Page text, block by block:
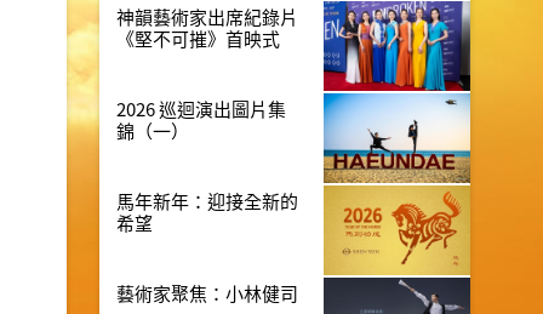
神韻藝術家出席紀錄片
《堅不可摧》首映式
2026 巡迴演出圖片集
錦（一）
馬年新年：迎接全新的
希望
藝術家聚焦：小林健司